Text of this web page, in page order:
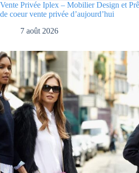
Vente Privée Iplex – Mobilier Design et
de coeur vente privée d’aujourd’hui
7 août 2026